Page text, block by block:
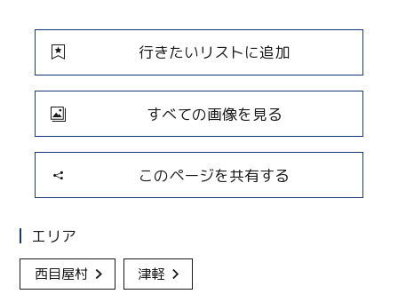
行きたいリストに追加
すべての画像を見る
このページを共有する
エリア
西目屋村 津軽